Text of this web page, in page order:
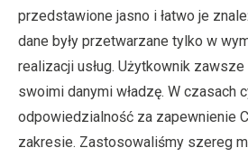
przedstawione jasno i łatwo je
dane były przetwarzane tylko w
realizacji usług. Użytkownik
swoimi danymi władzę. W czasach
odpowiedzialność za zapewnienie
zakresie. Zastosowaliśmy szereg